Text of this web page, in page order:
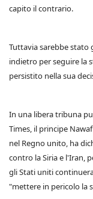
capito il contrario.
Tuttavia sarebbe stato
indietro per seguire la
persistito nella sua
In una libera tribuna
Times, il principe
nel Regno unito, ha
contro la Siria e l'Iran,
gli Stati uniti
"mettere in pericolo la